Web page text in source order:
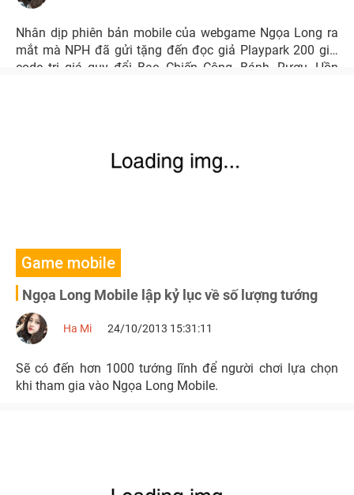
Nhân dịp phiên bản mobile của webgame Ngọa Long ra
mắt mà NPH đã gửi tặng đến đọc giả Playpark 200 gift
code trị giá quy đổi Bạc, Chiến Công, Bánh, Rượu, Hồn
Game mobile
Ngọa Long Mobile lập kỷ lục về số lượng tướng
Ha Mi 24/10/2013 15:31:11
Sẽ có đến hơn 1000 tướng lĩnh để người chơi lựa chọn
khi tham gia vào Ngọa Long Mobile.